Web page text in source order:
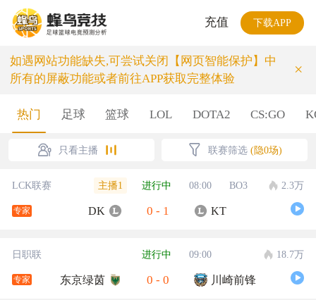
充值 下载APP
如遇网站功能缺失,可尝试关闭【网页智能保护】中
所有的屏蔽功能或者前往APP获取完整体验
×
热门 足球 篮球 LOL DOTA2 CS:GO
只看主播 联赛筛选 (隐0场)
LCK联赛 主播1 进行中 08:00 BO3 2.3万
专家 DK 0 - 1 KT
日职联 进行中 09:00 18.7万
专家 东京绿茵 0 - 0 川崎前锋